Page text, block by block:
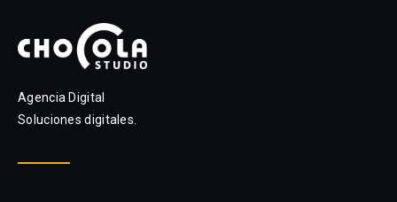
Agencia Digital
Soluciones digitales.